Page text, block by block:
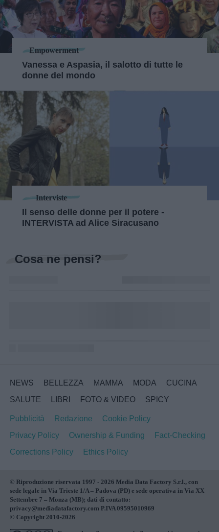
Empowerment
Vanessa e Aspasia, il salotto di tutte le
donne del mondo
Interviste
Il senso delle donne per il potere -
INTERVISTA ad Alice Siracusano
Cosa ne pensi?
NEWS BELLEZZA MAMMA MODA
CUCINA
SALUTE
LIBRI FOTO & VIDEO SPICY
Pubblicità Redazione
Cookie Policy
Privacy Policy
Ownership & Funding
Fact-Checking
Corrections Policy
Ethics Policy
© Riproduzione riservata 1997 - 2026 Media Data Factory S.r.l., con
sede legale in Via Trieste 1/A – Padova (PD) e sede operativa in Via XX
Settembre 7 – Monza (MB); dati di contatto:
privacy@mediadatafactory.com P.IVA 09595010969
© Copyright 2010-2026